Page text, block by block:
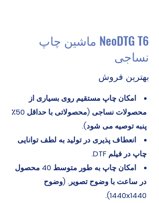
NeoDTG T6 ماشین چاپ
نساجی
بهترین فروش
امکان چاپ مستقیم روی بسیاری از
محصولات نساجی (محصولاتی با حداقل 50٪
پنبه توصیه می شود).
انعطاف پذیری در تولید به لطف توانایی
چاپ در فیلم DTF.
امکان چاپ به طور متوسط 40 محصول
در ساعت با وضوح تصویر. (وضوح
1440x1440).